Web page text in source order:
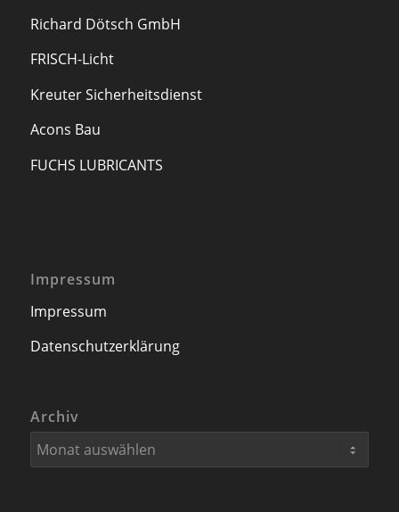
Richard Dötsch GmbH
FRISCH-Licht
Kreuter Sicherheitsdienst
Acons Bau
FUCHS LUBRICANTS
Impressum
Impressum
Datenschutzerklärung
Archiv